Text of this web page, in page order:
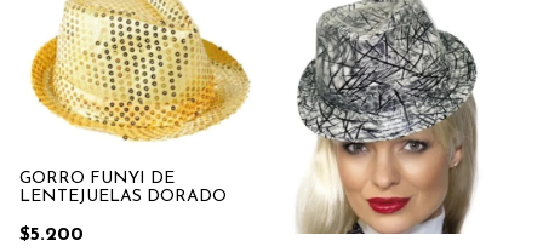
GORRO FUNYI DE
LENTEJUELAS DORADO
$5.200